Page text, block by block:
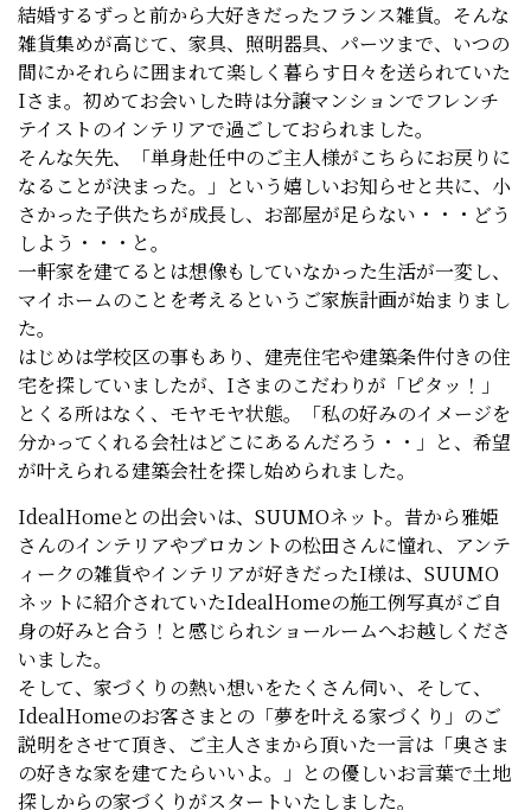
結婚するずっと前から大好きだったフランス雑貨。そんな
雑貨集めが高じて、家具、照明器具、パーツまで、いつの
間にかそれらに囲まれて楽しく暮らす日々を送られていた
Iさま。初めてお会いした時は分譲マンションでフレンチ
テイストのインテリアで過ごしておられました。
そんな矢先、「単身赴任中のご主人様がこちらにお戻りに
なることが決まった。」という嬉しいお知らせと共に、小
さかった子供たちが成長し、お部屋が足らない・・・どう
しよう・・・と。
一軒家を建てるとは想像もしていなかった生活が一変し、
マイホームのことを考えるというご家族計画が始まりまし
た。
はじめは学校区の事もあり、建売住宅や建築条件付きの住
宅を探していましたが、Iさまのこだわりが「ピタッ！」
とくる所はなく、モヤモヤ状態。「私の好みのイメージを
分かってくれる会社はどこにあるんだろう・・」と、希望
が叶えられる建築会社を探し始められました。
IdealHomeとの出会いは、SUUMOネット。昔から雅姫
さんのインテリアやブロカントの松田さんに憧れ、アンテ
ィークの雑貨やインテリアが好きだったI様は、SUUMO
ネットに紹介されていたIdealHomeの施工例写真がご自
身の好みと合う！と感じられショールームへお越しくださ
いました。
そして、家づくりの熱い想いをたくさん伺い、そして、
IdealHomeのお客さまとの「夢を叶える家づくり」のご
説明をさせて頂き、ご主人さまから頂いた一言は「奥さま
の好きな家を建てたらいいよ。」との優しいお言葉で土地
探しからの家づくりがスタートいたしました。